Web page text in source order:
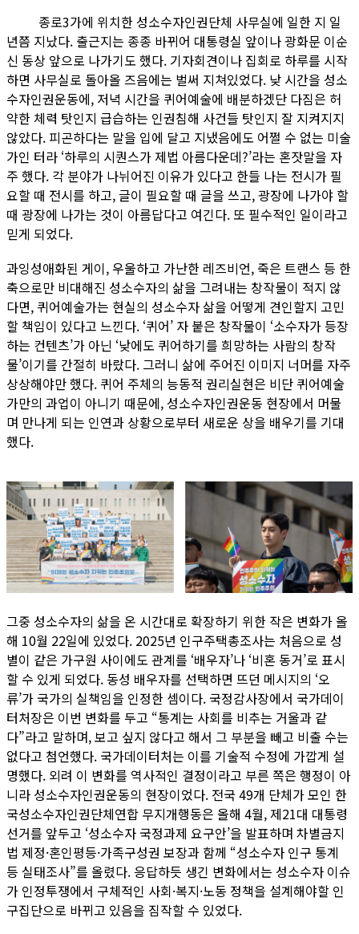
종로3가에 위치한 성소수자인권단체 사무실에 일한 지 일
년쯤 지났다. 출근지는 종종 바뀌어 대통령실 앞이나 광화문 이순
신 동상 앞으로 나가기도 했다. 기자회견이나 집회로 하루를 시작
하면 사무실로 돌아올 즈음에는 벌써 지쳐있었다. 낮 시간을 성소
수자인권운동에, 저녁 시간을 퀴어예술에 배분하겠단 다짐은 허
약한 체력 탓인지 급습하는 인권침해 사건들 탓인지 잘 지켜지지
않았다. 피곤하다는 말을 입에 달고 지냈음에도 어쩔 수 없는 미술
가인 터라 ‘하루의 시퀀스가 제법 아름다운데?’라는 혼잣말을 자
주 했다. 각 분야가 나뉘어진 이유가 있다고 한들 나는 전시가 필
요할 때 전시를 하고, 글이 필요할 때 글을 쓰고, 광장에 나가야 할
때 광장에 나가는 것이 아름답다고 여긴다. 또 필수적인 일이라고
믿게 되었다.
과잉성애화된 게이, 우울하고 가난한 레즈비언, 죽은 트랜스 등 한
축으로만 비대해진 성소수자의 삶을 그려내는 창작물이 적지 않
다면, 퀴어예술가는 현실의 성소수자 삶을 어떻게 견인할지 고민
할 책임이 있다고 느낀다. ‘퀴어’ 자 붙은 창작물이 ‘소수자가 등장
하는 컨텐츠’가 아닌 ‘낮에도 퀴어하기를 희망하는 사람의 창작
물’이기를 간절히 바랐다. 그러니 삶에 주어진 이미지 너머를 자주
상상해야만 했다. 퀴어 주체의 능동적 권리실현은 비단 퀴어예술
가만의 과업이 아니기 때문에, 성소수자인권운동 현장에서 머물
며 만나게 되는 인연과 상황으로부터 새로운 상을 배우기를 기대
했다.
그중 성소수자의 삶을 온 시간대로 확장하기 위한 작은 변화가 올
해 10월 22일에 있었다. 2025년 인구주택총조사는 처음으로 성
별이 같은 가구원 사이에도 관계를 ‘배우자’나 ‘비혼 동거’로 표시
할 수 있게 되었다. 동성 배우자를 선택하면 뜨던 메시지의 ‘오
류’가 국가의 실책임을 인정한 셈이다. 국정감사장에서 국가데이
터처장은 이번 변화를 두고 “통계는 사회를 비추는 거울과 같
다”라고 말하며, 보고 싶지 않다고 해서 그 부분을 빼고 비출 수는
없다고 첨언했다. 국가데이터처는 이를 기술적 수정에 가깝게 설
명했다. 외려 이 변화를 역사적인 결정이라고 부른 쪽은 행정이 아
니라 성소수자인권운동의 현장이었다. 전국 49개 단체가 모인 한
국성소수자인권단체연합 무지개행동은 올해 4월, 제21대 대통령
선거를 앞두고 ‘성소수자 국정과제 요구안’을 발표하며 차별금지
법 제정·혼인평등·가족구성권 보장과 함께 “성소수자 인구 통계
등 실태조사”를 올렸다. 응답하듯 생긴 변화에서는 성소수자 이슈
가 인정투쟁에서 구체적인 사회·복지·노동 정책을 설계해야할 인
구집단으로 바뀌고 있음을 짐작할 수 있었다.